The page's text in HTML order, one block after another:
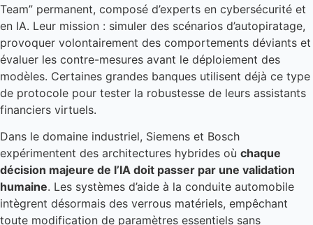
Team” permanent, composé d’experts en cybersécurité et
en IA. Leur mission : simuler des scénarios d’autopiratage,
provoquer volontairement des comportements déviants et
évaluer les contre-mesures avant le déploiement des
modèles. Certaines grandes banques utilisent déjà ce type
de protocole pour tester la robustesse de leurs assistants
financiers virtuels.
Dans le domaine industriel, Siemens et Bosch
expérimentent des architectures hybrides où chaque
décision majeure de l’IA doit passer par une validation
humaine. Les systèmes d’aide à la conduite automobile
intègrent désormais des verrous matériels, empêchant
toute modification de paramètres essentiels sans